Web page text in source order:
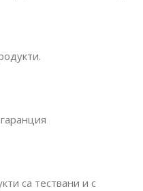
са тествани и с